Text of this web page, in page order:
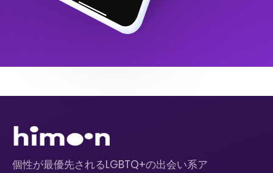
個性が最優先されるLGBTQ+の出会い系ア